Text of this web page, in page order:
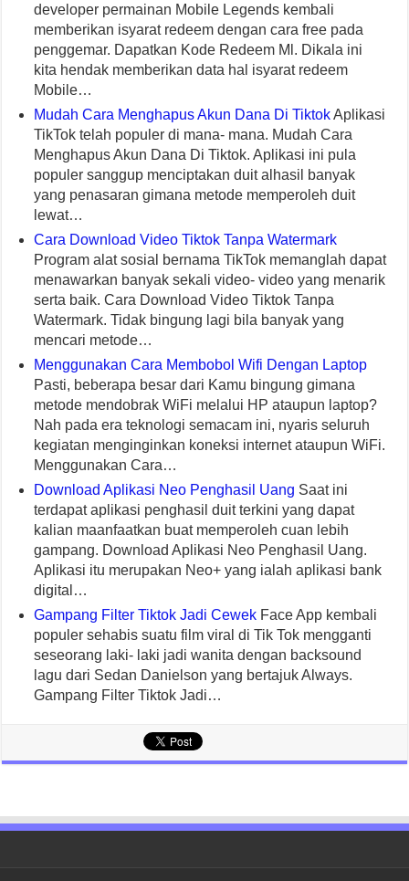
developer permainan Mobile Legends kembali
memberikan isyarat redeem dengan cara free pada
penggemar. Dapatkan Kode Redeem Ml. Dikala ini
kita hendak memberikan data hal isyarat redeem
Mobile…
Mudah Cara Menghapus Akun Dana Di TiktokAplikasi
TikTok telah populer di mana- mana. Mudah Cara
Menghapus Akun Dana Di Tiktok. Aplikasi ini pula
populer sanggup menciptakan duit alhasil banyak
yang penasaran gimana metode memperoleh duit
lewat…
Cara Download Video Tiktok Tanpa Watermark
Program alat sosial bernama TikTok memanglah dapat
menawarkan banyak sekali video- video yang menarik
serta baik. Cara Download Video Tiktok Tanpa
Watermark. Tidak bingung lagi bila banyak yang
mencari metode…
Menggunakan Cara Membobol Wifi Dengan Laptop
Pasti, beberapa besar dari Kamu bingung gimana
metode mendobrak WiFi melalui HP ataupun laptop?
Nah pada era teknologi semacam ini, nyaris seluruh
kegiatan menginginkan koneksi internet ataupun WiFi.
Menggunakan Cara…
Download Aplikasi Neo Penghasil Uang Saat ini
terdapat aplikasi penghasil duit terkini yang dapat
kalian maanfaatkan buat memperoleh cuan lebih
gampang. Download Aplikasi Neo Penghasil Uang.
Aplikasi itu merupakan Neo+ yang ialah aplikasi bank
digital…
Gampang Filter Tiktok Jadi Cewek Face App kembali
populer sehabis suatu film viral di Tik Tok mengganti
seseorang laki- laki jadi wanita dengan backsound
lagu dari Sedan Danielson yang bertajuk Always.
Gampang Filter Tiktok Jadi…